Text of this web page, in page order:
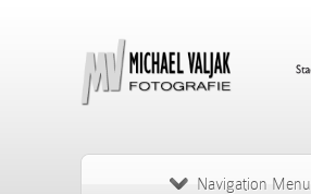
Navigation Menu